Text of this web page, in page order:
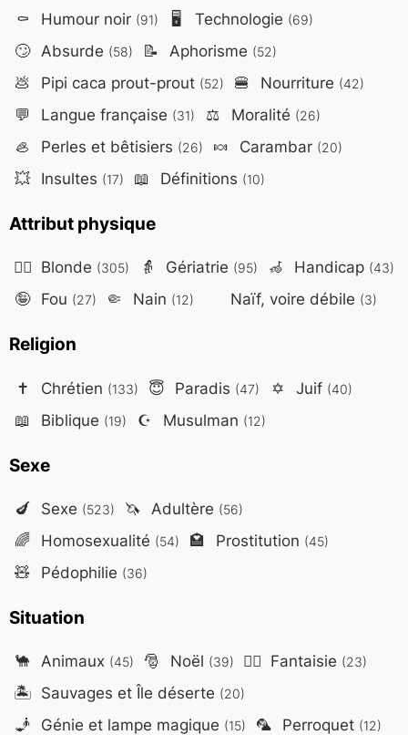
⚰️ Humour noir (91) 🖥️ Technologie (69)
🙄 Absurde (58) 📝 Aphorisme (52)
💩 Pipi caca prout-prout (52) 🍔 Nourriture (42)
💬 Langue française (31) ⚖️ Moralité (26)
🦪 Perles et bêtisiers (26) 🍬 Carambar (20)
💥 Insultes (17) 📖 Définitions (10)
Attribut physique
👱‍♀️ Blonde (305) 👵 Gériatrie (95) 🦽 Handicap (43)
🤪 Fou (27) 🤏 Nain (12) Naïf, voire débile (3)
Religion
✝️ Chrétien (133) 😇 Paradis (47) ✡️ Juif (40)
📖 Biblique (19) ☪️ Musulman (12)
Sexe
🍆 Sexe (523) 🦄 Adultère (56)
🌈 Homosexualité (54) 🏩 Prostitution (45)
🧸 Pédophilie (36)
Situation
🐪 Animaux (45) 🎅 Noël (39) 🧙‍♂️ Fantaisie (23)
🏝️ Sauvages et Île déserte (20)
🧞 Génie et lampe magique (15) 🦜 Perroquet (12)